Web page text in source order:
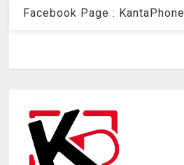
Facebook Page : KantaPhone